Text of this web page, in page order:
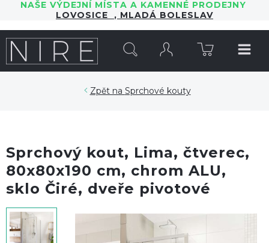
NAŠE VÝDEJNÍ MÍSTA A KAMENNÉ PRODEJNY
LOVOSICE , MLADÁ BOLESLAV
Sprchové kouty
Sprchový kout, Lima, čtverec,
80x80x190 cm, chrom ALU,
sklo Čiré, dveře pivotové